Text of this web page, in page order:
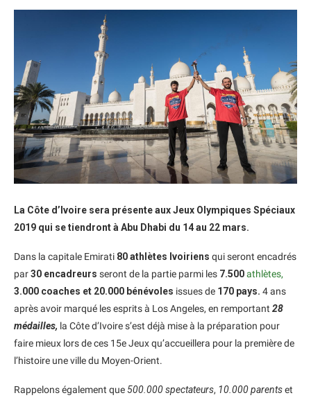
La Côte d’Ivoire sera présente aux Jeux Olympiques Spéciaux
2019 qui se tiendront à Abu Dhabi du 14 au 22 mars.
Dans la capitale Emirati 80 athlètes Ivoiriens qui seront encadrés
par30 encadreurs seront de la partie parmi les 7.500athlètes,
3.000 coaches et 20.000 bénévoles issues de 170 pays. 4 ans
après avoir marqué les esprits à Los Angeles, en remportant 28
médailles, la Côte d’Ivoire s’est déjà mise à la préparation pour
faire mieux lors de ces 15e Jeux qu’accueillera pour la première de
l’histoire une ville du Moyen-Orient.
Rappelons également que500.000 spectateurs, 10.000 parentset